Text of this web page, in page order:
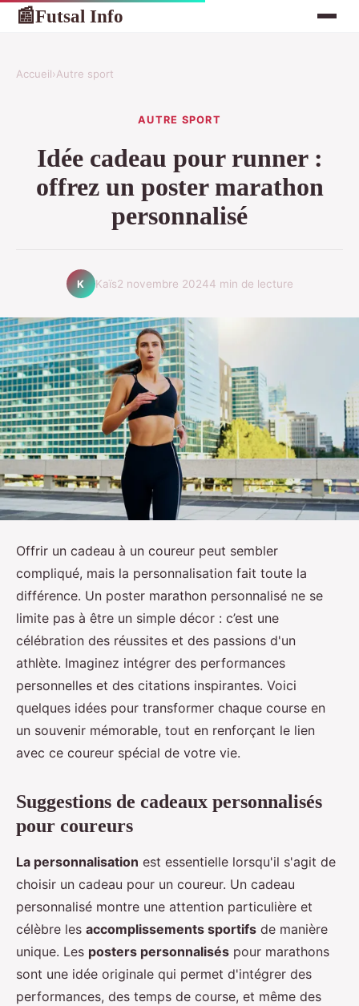
📰Futsal Info
Accueil›Autre sport
AUTRE SPORT
Idée cadeau pour runner :
offrez un poster marathon
personnalisé
K Kaïs2 novembre 20244 min de lecture
Offrir un cadeau à un coureur peut sembler
compliqué, mais la personnalisation fait toute la
différence. Un poster marathon personnalisé ne se
limite pas à être un simple décor : c’est une
célébration des réussites et des passions d'un
athlète. Imaginez intégrer des performances
personnelles et des citations inspirantes. Voici
quelques idées pour transformer chaque course en
un souvenir mémorable, tout en renforçant le lien
avec ce coureur spécial de votre vie.
Suggestions de cadeaux personnalisés
pour coureurs
La personnalisation est essentielle lorsqu'il s'agit de
choisir un cadeau pour un coureur. Un cadeau
personnalisé montre une attention particulière et
célèbre les accomplissements sportifs de manière
unique. Les posters personnalisés pour marathons
sont une idée originale qui permet d'intégrer des
performances, des temps de course, et même des